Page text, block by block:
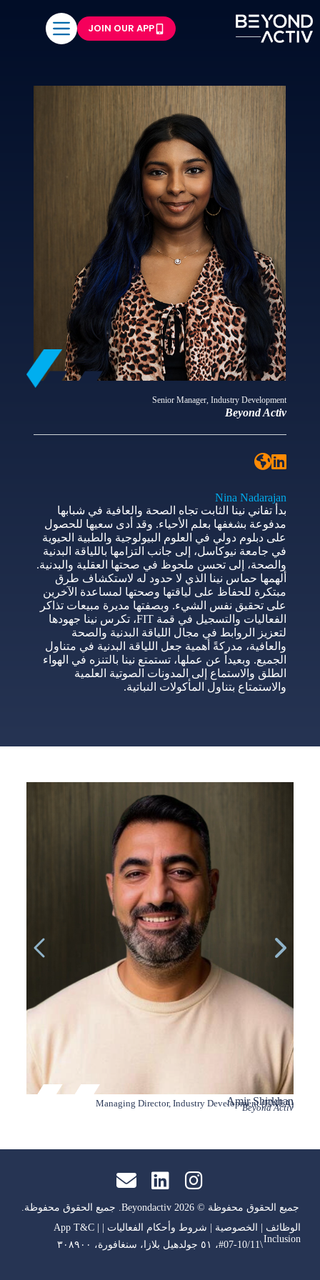
JOIN OUR APP
Senior Manager, Industry Development
Beyond Activ
Nina Nadarajan
بدأ تفاني نينا الثابت تجاه الصحة والعافية في شبابها
مدفوعة بشغفها بعلم الأحياء. وقد أدى سعيها للحصول
على دبلوم دولي في العلوم البيولوجية والطبية الحيوية
في جامعة نيوكاسل، إلى جانب التزامها باللياقة البدنية
والصحة، إلى تحسن ملحوظ في صحتها العقلية والبدنية.
ألهمها حماس نينا الذي لا حدود له لاستكشاف طرق
مبتكرة للحفاظ على لياقتها وصحتها لمساعدة الآخرين
على تحقيق نفس الشيء. وبصفتها مديرة مبيعات تذاكر
الفعاليات والتسجيل في قمة FIT، تكرس نينا جهودها
لتعزيز الروابط في مجال اللياقة البدنية والصحة
والعافية، مدركةً أهمية جعل اللياقة البدنية في متناول
الجميع. وبعيداً عن عملها، تستمتع نينا بالتنزه في الهواء
الطلق والاستماع إلى المدونات الصوتية العلمية
والاستمتاع بتناول المأكولات النباتية.
Amir Shirkhan
Managing Director, Industry Development (EMEA)
Beyond Activ
جميع الحقوق محفوظة © 2026 Beyondactiv. جميع الحقوق محفوظة.
الوظائف
الخصوصية شروط وأحكام الفعاليات App T&C
Inclusion
\#07-10/11، ٥١ جولدهيل بلازا، سنغافورة، ٣٠٨٩٠٠